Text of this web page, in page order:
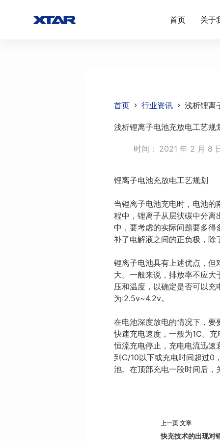
首页 关于
首页 行业资讯 浅析锂离
浅析锂离子电池充放电工艺规
时间： 2021 年 2 月 8
锂离子电池充放电工艺规划
当锂离子电池充电时，电池
程中，锂离子从层状碳中分
中，要考虑的实际问题要多
补了电解液之间的正负极，
锂离子电池具有上述优点，
大。一般来说，排放率不应
压和温度，以确定是否可以
为:2.5v~4.2v。
在电池深度放电的情况下，
快速充电速度，一般为1C。
恒流充电停止，充电电流迅
到C/10以下或充电时间超过0
池。在顶部充电一段时间后，
上一页 文章
快充技术的出现对